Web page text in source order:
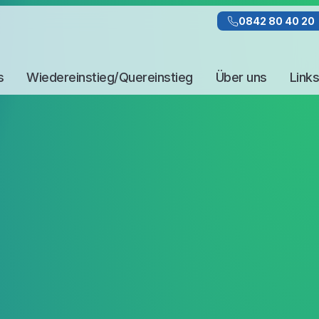
0842 80 40 20
Wiedereinstieg/Quereinstieg Über uns Links